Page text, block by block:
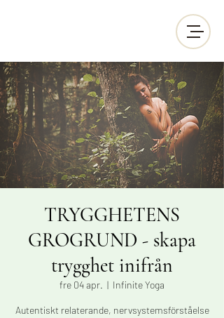
TRYGGHETENS
GROGRUND - skapa
trygghet inifrån
fre 04 apr.
  |
Infinite Yoga
Autentiskt relaterande, nervsystemsförståelse